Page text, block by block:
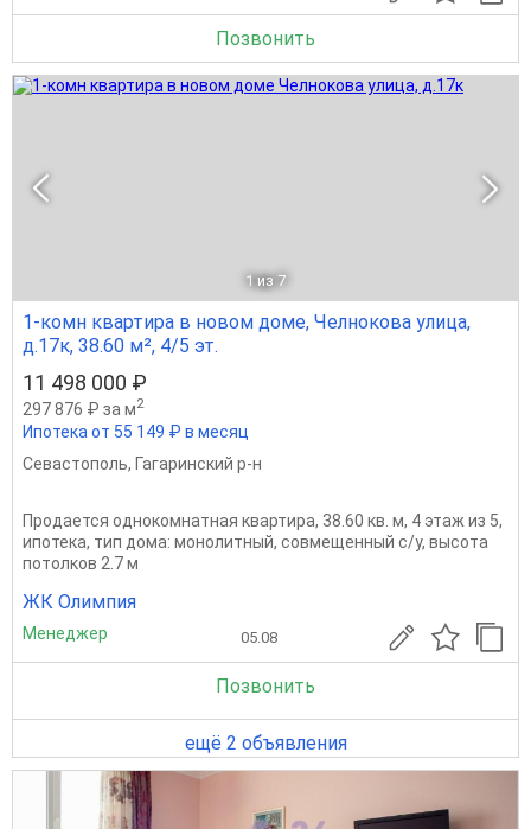
Позвонить
1 из 7
1-комн квартира в новом доме, Челнокова улица,
д.17к, 38.60 м², 4/5 эт.
11 498 000 ₽
297 876 ₽ за м2
Ипотека от 55 149 ₽ в месяц
Севастополь, Гагаринский р-н
Продается однокомнатная квартира, 38.60 кв. м, 4 этаж из 5,
ипотека, тип дома: монолитный, совмещенный с/у, высота
потолков 2.7 м
ЖК Олимпия
Менеджер 05.08
Позвонить
ещё 2 объявления